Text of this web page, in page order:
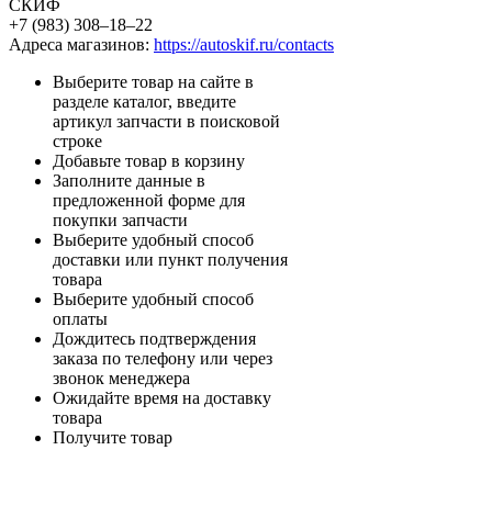
СКИФ
+7 (983) 308‒18‒22
Адреса магазинов: https://autoskif.ru/contacts
Выберите товар на сайте в
разделе каталог, введите
артикул запчасти в поисковой
строке
Добавьте товар в корзину
Заполните данные в
предложенной форме для
покупки запчасти
Выберите удобный способ
доставки или пункт получения
товара
Выберите удобный способ
оплаты
Дождитесь подтверждения
заказа по телефону или через
звонок менеджера
Ожидайте время на доставку
товара
Получите товар